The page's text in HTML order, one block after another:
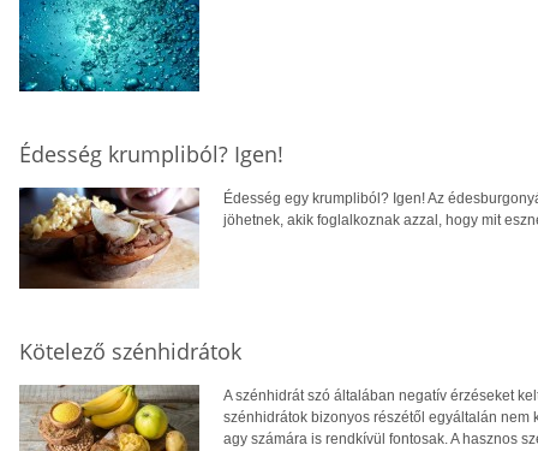
Édesség krumpliból? Igen!
Édesség egy krumpliból? Igen! Az
jöhetnek, akik foglalkoznak azzal, hogy mit
Kötelező szénhidrátok
A szénhidrát szó általában negatív érzéseket
szénhidrátok bizonyos részétől egyáltalán nem
agy számára is rendkívül fontosak. A hasznos